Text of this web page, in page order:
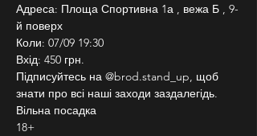
Адреса: Площа Спортивна 1а , вежа Б , 9-
й поверх
Коли: 07/09 19:30
Вхід: 450 грн.
Підписуйтесь на @brod.stand_up, щоб
знати про всі наші заходи заздалегідь.
Вільна посадка
18+